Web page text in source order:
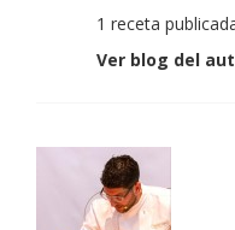
1 receta
Ver blog del